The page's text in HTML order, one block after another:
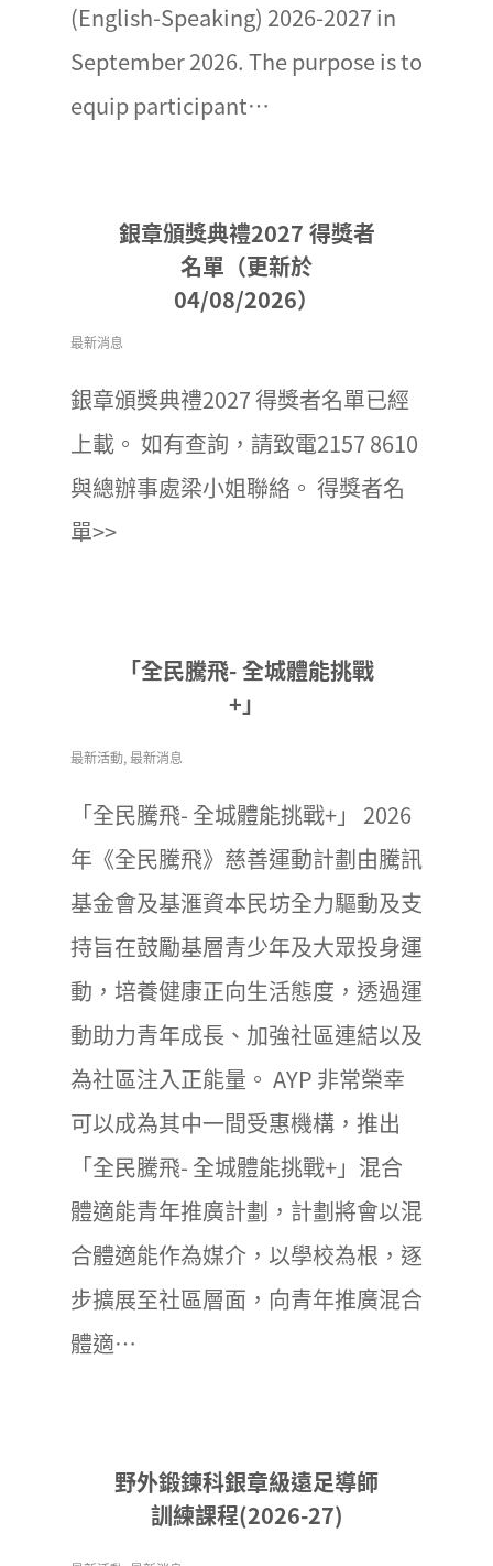
(English-Speaking) 2026-2027 in
September 2026. The purpose is to
equip participant…
銀章頒獎典禮2027 得獎者
名單（更新於
04/08/2026）
最新消息
銀章頒獎典禮2027 得獎者名單已經
上載。 如有查詢，請致電2157 8610
與總辦事處梁小姐聯絡。 得獎者名
單>>
「全民騰飛- 全城體能挑戰
+」
最新活動, 最新消息
「全民騰飛- 全城體能挑戰+」 2026
年《全民騰飛》慈善運動計劃由騰訊
基金會及基滙資本民坊全力驅動及支
持旨在鼓勵基層青少年及大眾投身運
動，培養健康正向生活態度，透過運
動助力青年成長、加強社區連結以及
為社區注入正能量。 AYP 非常榮幸
可以成為其中一間受惠機構，推出
「全民騰飛- 全城體能挑戰+」混合
體適能青年推廣計劃，計劃將會以混
合體適能作為媒介，以學校為根，逐
步擴展至社區層面，向青年推廣混合
體適…
野外鍛鍊科銀章級遠足導師
訓練課程(2026-27)